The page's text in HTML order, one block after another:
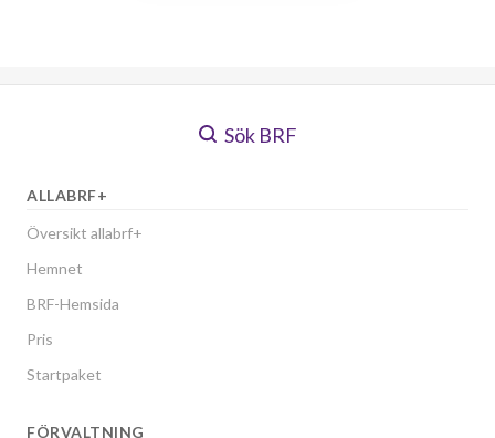
Sök BRF
ALLABRF+
Översikt allabrf+
Hemnet
BRF-Hemsida
Pris
Startpaket
FÖRVALTNING